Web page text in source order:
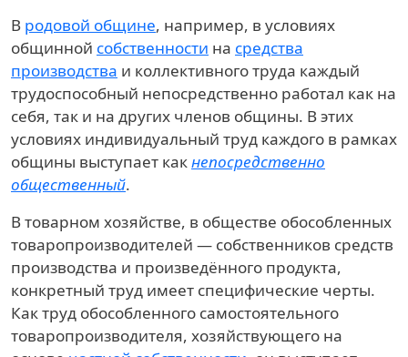
В родовой общине, например, в условиях
общинной собственности на средства
производства и коллективного труда каждый
трудоспособный непосредственно работал как на
себя, так и на других членов общины. В этих
условиях индивидуальный труд каждого в рамках
общины выступает какнепосредственно
общественный.
В товарном хозяйстве, в обществе обособленных
товаропроизводителей — собственников средств
производства и произведённого продукта,
конкретный труд имеет специфические черты.
Как труд обособленного самостоятельного
товаропроизводителя, хозяйствующего на